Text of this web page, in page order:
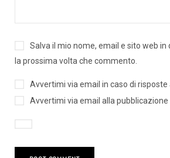
Salva il mio nome, email e sito web
la prossima volta che commento.
Avvertimi via email in caso di risposte
Avvertimi via email alla pubblicazione